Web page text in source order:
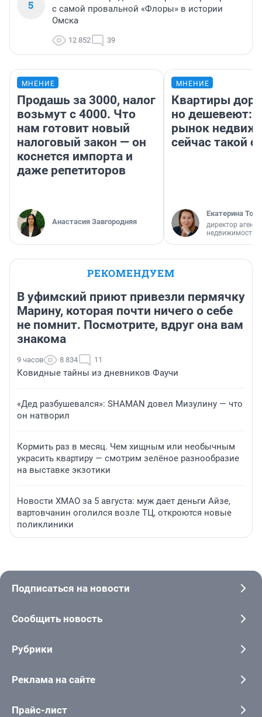
5
с самой провальной «Флоры» в истории
Омска
12 852 39
МНЕНИЕ
Продашь за 3000, налог
возьмут с 4000. Что
нам готовит новый
налоговый закон — он
коснется импорта и
даже репетиторов
Анастасия Завгородняя
МНЕНИЕ
Квартиры
но дешевеют:
рынок
сейчас такой
Екатерина
директор
недвижимости
РЕКОМЕНДУЕМ
В уфимский приют привезли пермячку
Марину, которая почти ничего о себе
не помнит. Посмотрите, вдруг она вам
знакома
9 часов 8 834 11
Ковидные тайны из дневников Фаучи
«Дед разбушевался»: SHAMAN довел Мизулину — что
он натворил
Кормить раз в месяц. Чем хищным или необычным
украсить квартиру — смотрим зелёное разнообразие
на выставке экзотики
Новости ХМАО за 5 августа: муж дает деньги Айзе,
вартовчанин оголился возле ТЦ, откроются новые
поликлиники
Подписаться на новости
Сообщить новость
Рубрики
Реклама на сайте
Прайс-лист